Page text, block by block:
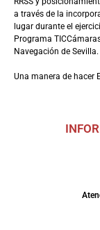
a través de la
lugar durante el
Programa
Navegación de Sevilla.
Una manera de hacer